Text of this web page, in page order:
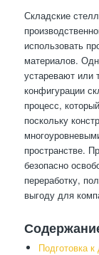
Складские
использовать
материалов.
устаревают или
конфигурации
процесс,
поскольку
пространстве.
безопасно
переработку,
выгоду для
Подготовка